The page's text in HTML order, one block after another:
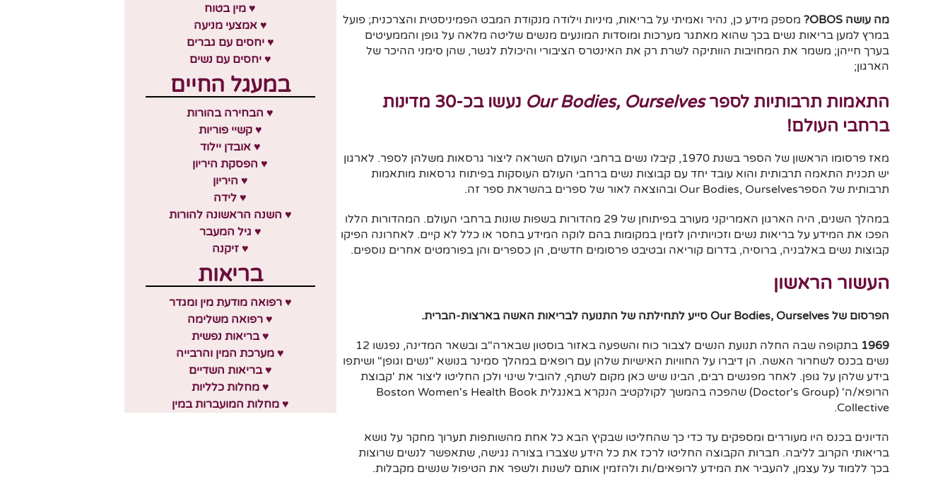
מה עושה OBOS?
מספק מידע כן, נהיר ואמיתי על בריאות, מיניות וילודה מנקודת המבט הפמיניסטית והצרכנית; פועל
במרץ למען בריאות נשים בכך שהוא מאתגר מערכות ומוסדות המונעים מנשים שליטה מלאה על גופן והממעיטים
בערך חייהן; משמר את המחויבות הוותיקה לשרת רק את האינטרס הציבורי והיכולת לגשר, שהן סימני ההיכר של
הארגון;
התאמות תרבותיות לספרOur Bodies, Ourselves
נעשו בכ-30 מדינות
ברחבי העולם!
מאז פרסומו הראשון של הספר בשנת 1970, קיבלו נשים ברחבי העולם השראה ליצור גרסאות משלהן לספר. לארגון
יש תכנית התאמה תרבותית והוא עובד יחד עם קבוצות נשים ברחבי העולם העוסקות בפיתוח גרסאות מותאמות
תרבותית של הספרOur Bodies, Ourselves ובהוצאה לאור של ספרים בהשראת ספר זה.
במהלך השנים, היה הארגון האמריקני מעורב בפיתוחן של 29 מהדורות בשפות שונות ברחבי העולם. המהדורות הללו
הפכו את המידע על בריאות נשים וזכויותיהן לזמין במקומות בהם לוקה המידע בחסר או כלל לא קיים. לאחרונה הפיקו
קבוצות נשים באלבניה, ברוסיה, בדרום קוריאה ובטיבט פרסומים חדשים, הן כספרים והן בפורמטים אחרים נוספים.
העשור הראשון
הפרסום שלOur Bodies, Ourselves סייע לתחילתה של התנועה לבריאות האשה בארצות-הברית.
1969
בתקופה שבה החלה תנועת הנשים לצבור כוח והשפעה באזור בוסטון שבארה"ב ובשאר המדינה, נפגשו 12
נשים בכנס לשחרור האשה. הן דיברו על החוויות האישיות שלהן עם רופאים במהלך סמינר בנושא "נשים וגופן" ושיתפו
בידע שלהן על גופן. לאחר מפגשים רבים, הבינו שיש כאן מקום לשתף, להוביל שינוי ולכן החליטו ליצור את 'קבוצת
הרופא/ה' (Doctor's Group) שהפכה בהמשך לקולקטיב הנקרא באנגלית Boston Women's Health Book
Collective.
הדיונים בכנס היו מעוררים ומספקים עד כדי כך שהחליטו שבקיץ הבא כל אחת מהשותפות תערוך מחקר על נושא
בריאותי הקרוב לליבה. חברות הקבוצה החליטו לרכז את כל הידע שצברו בצורה נגישה, שתאפשר לנשים שרוצות
בכך ללמוד על עצמן, להעביר את המידע לרופאים/ות ולהזמין אותם לשנות ולשפר את הטיפול שנשים מקבלות.
♥ מין בטוח
♥ אמצעי מניעה
♥ יחסים עם גברים
♥ יחסים עם נשים
במעגל החיים
♥ הבחירה בהורות
♥ קשיי פוריות
♥ אובדן יילוד
♥ הפסקת היריון
♥ היריון
♥ לידה
♥ השנה הראשונה להורות
♥ גיל המעבר
♥ זיקנה
בריאות
♥ רפואה מודעת מין ומגדר
♥ רפואה משלימה
♥ בריאות נפשית
♥ מערכת המין והרבייה
♥ בריאות השדיים
♥ מחלות כלליות
♥ מחלות המועברות במין